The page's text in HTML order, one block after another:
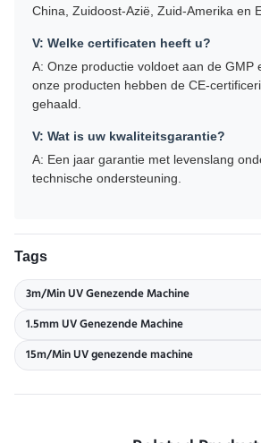
China, Zuidoost-Azië, Zuid-Amerika en
V: Welke certificaten heeft u?
A: Onze productie voldoet aan de GMP
onze producten hebben de CE-
gehaald.
V: Wat is uw kwaliteitsgarantie?
A: Een jaar garantie met levenslang
technische ondersteuning.
Tags
3m/Min UV Genezende Machine
1.5mm UV Genezende Machine
15m/Min UV genezende machine